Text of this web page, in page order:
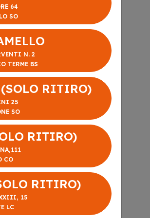
64
SO
N. 2
TERME BS
RITIRO)
25
SO
RITIRO)
CO
RITIRO)
15
LC